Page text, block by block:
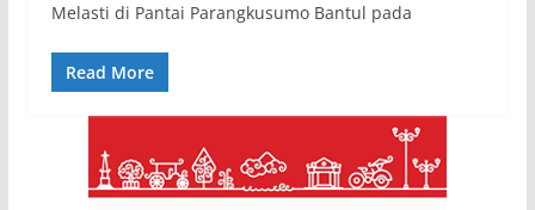
Melasti di Pantai Parangkusumo Bantul pada
Read More